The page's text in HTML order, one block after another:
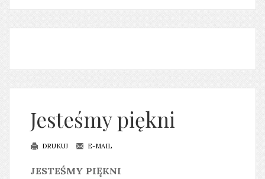
Jesteśmy piękni
DRUKUJ E-MAIL
JESTEŚMY PIĘKNI